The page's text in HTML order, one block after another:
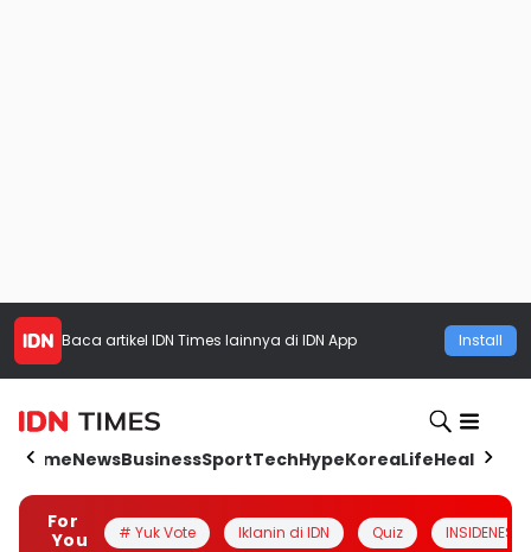
Baca artikel IDN Times lainnya di IDN App Install
HomeNewsBusinessSportTechHypeKoreaLifeHealth
For
You
# Yuk Vote Iklanin di IDN Quiz INSIDENESIA